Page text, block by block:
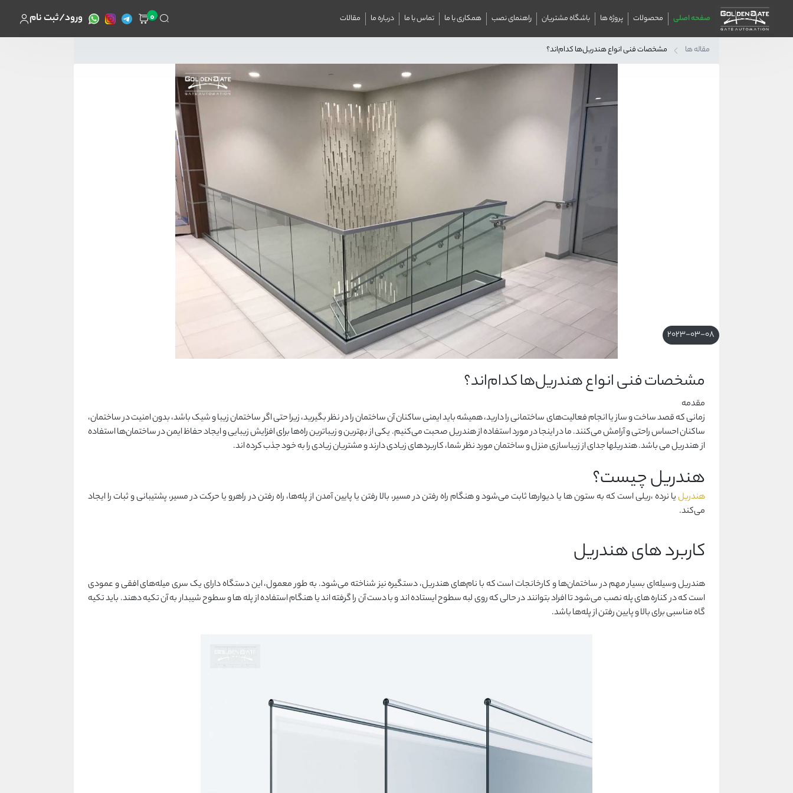
صفحه اصلی محصولات پروژه ها باشگاه مشتریان راهنمای نصب همکاری با ما تماس با ما درباره ما مقالات 0 ورود/ثبت نام
مقاله ها مشخصات فنی انواع هندریل‌ها کدام‌اند؟
2023-03-08
مشخصات فنی انواع هندریل‌ها کدام‌اند؟
مقدمه
زمانی که قصد ساخت و ساز یا انجام فعالیت‌های ساختمانی را دارید، همیشه باید ایمنی ساکنان آن ساختمان را در نظر بگیرید، زیرا حتی اگر ساختمان زیبا و شیک باشد، بدون امنیت در ساختمان،
ساکنان احساس راحتی و آرامش می‌کنند. ما در اینجا در مورد استفاده از هندریل صحبت می‌کنیم. یکی از بهترین و زیباترین راه‌ها برای افزایش زیبایی و ایجاد حفاظ ایمن در ساختمان‌ها استفاده
از هندریل می باشد. هندریلها جدای از زیباسازی منزل و ساختمان مورد نظر شما، کاربردهای زیادی دارند و مشتریان زیادی را به خود جذب کرده اند.
هندریل چیست؟
هندریلیا نرده ،ریلی است که به ستون ها یا دیوارها ثابت می‌شود و هنگام راه رفتن در مسیر، بالا رفتن یا پایین آمدن از پله‌ها، راه رفتن در راهرو یا حرکت در مسیر، پشتیبانی و ثبات را ایجاد
می‌کند.
کاربرد های هندریل
هندریل وسیله‌ای بسیار مهم در ساختمان‌ها و کارخانجات است که با نام‌های هندریل، دستگیره نیز شناخته می‌شود. به طور معمول، این دستگاه دارای یک سری میله‌های افقی و عمودی
است که در کناره های پله نصب می‌شود تا افراد بتوانند در حالی که روی لبه سطوح ایستاده اند و با دست آن را گرفته اند یا هنگام استفاده از پله ها و سطوح شیبدار به آن تکیه دهند. باید تکیه
گاه مناسبی برای بالا و پایین رفتن از پله‌ها باشد.